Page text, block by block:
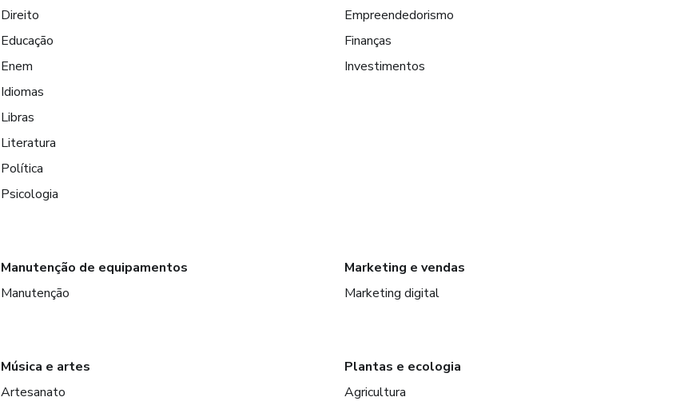
Direito
Educação
Enem
Idiomas
Libras
Literatura
Política
Psicologia
Empreendedorismo
Finanças
Investimentos
Manutenção de equipamentos
Manutenção
Marketing e vendas
Marketing digital
Música e artes
Artesanato
Plantas e ecologia
Agricultura